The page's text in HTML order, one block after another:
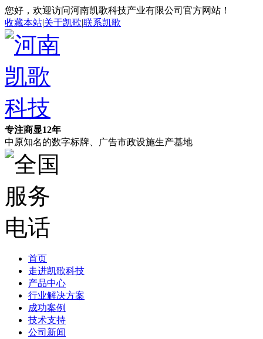
您好，欢迎访问河南凯歌科技产业有限公司官方网站！
收藏本站|关于凯歌|联系凯歌
专注商显12年
中原知名的数字标牌、广告市政设施生产基地
首页
走进凯歌科技
产品中心
行业解决方案
成功案例
技术支持
公司新闻